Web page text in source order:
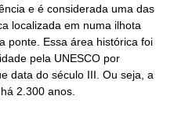
e é considerada uma das
localizada em numa ilhota
ponte. Essa área histórica foi
pela UNESCO por
data do século III. Ou seja, a
2.300 anos.